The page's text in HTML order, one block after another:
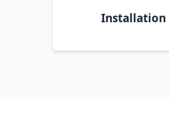
Installation